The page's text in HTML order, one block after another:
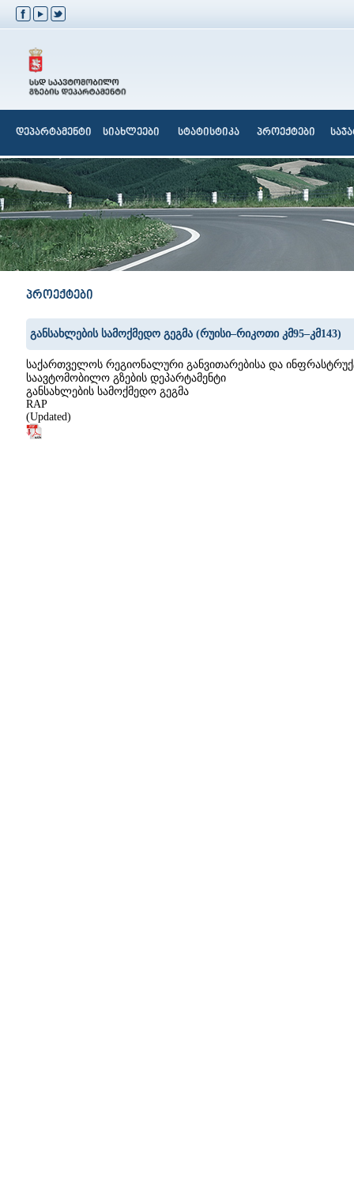
დეპარტამენტი სიახლეები სტატისტიკა პროექტები
პროექტები
განსახლების სამოქმედო გეგმა (რუისი–რიკოთი კმ95–კმ143)
საქართველოს რეგიონალური განვითარებისა და
საავტომობილო გზების დეპარტამენტი
განსახლების სამოქმედო გეგმა
RAP
(Updated)